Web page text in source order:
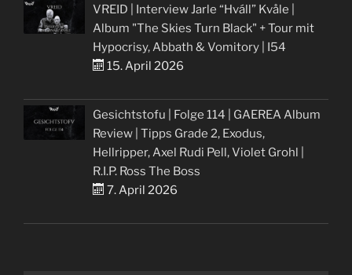
VREID | Interview Jarle “Hváll” Kvåle |
Album "The Skies Turn Black" + Tour mit
Hypocrisy, Abbath & Vomitory | I54
15. April 2026
Gesichtstofu | Folge 114 | GAEREA Album
Review | Tipps Grade 2, Exodus,
Hellripper, Axel Rudi Pell, Violet Grohl |
R.I.P. Ross The Boss
7. April 2026